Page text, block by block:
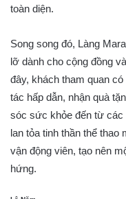
toàn diện.
Song song đó, Làng
lỡ dành cho cộng đồng
đây, khách tham quan
tác hấp dẫn, nhận quà
sóc sức khỏe đến từ các
lan tỏa tinh thần thể
vận động viên, tạo nên
hứng.